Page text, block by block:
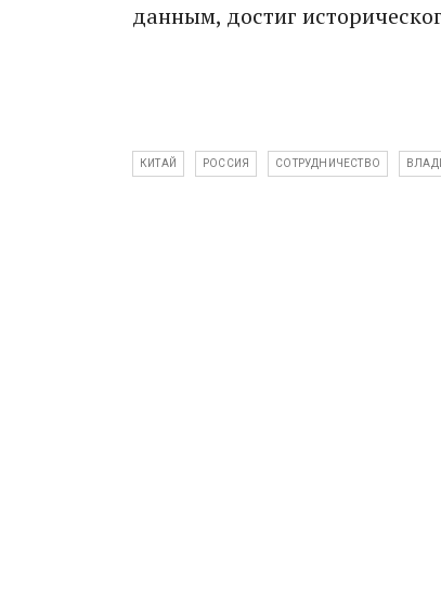
данным, достиг
КИТАЙ РОССИЯ СОТРУДНИЧЕСТВО